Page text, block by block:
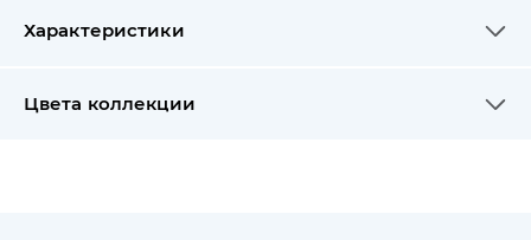
Характеристики
Цвета коллекции